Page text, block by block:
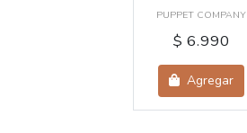
PUPPET COMPANY
$ 6.990
Agregar